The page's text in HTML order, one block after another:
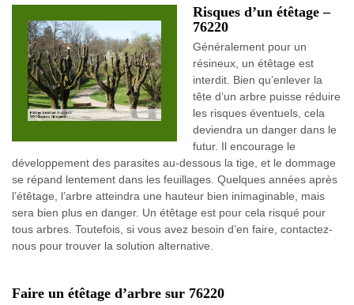
Risques d’un étêtage –
76220
Généralement pour un
résineux, un étêtage est
interdit. Bien qu’enlever la
tête d’un arbre puisse réduire
les risques éventuels, cela
deviendra un danger dans le
futur. Il encourage le
développement des parasites au-dessous la tige, et le dommage
se répand lentement dans les feuillages. Quelques années après
l’étêtage, l’arbre atteindra une hauteur bien inimaginable, mais
sera bien plus en danger. Un étêtage est pour cela risqué pour
tous arbres. Toutefois, si vous avez besoin d’en faire, contactez-
nous pour trouver la solution alternative.
Faire un étêtage d’arbre sur 76220